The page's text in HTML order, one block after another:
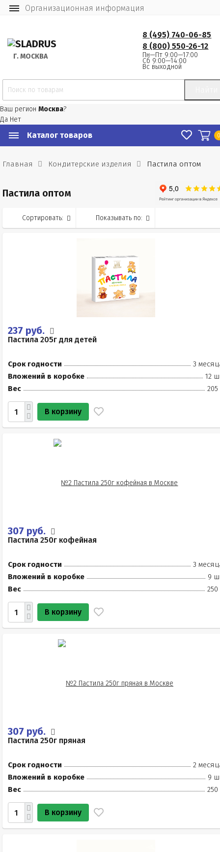
Организационная информация
Г. МОСКВА
8 (495) 740-06-85
8 (800) 550-26-12
Пн—Пт 9:00—17:00
Сб 9:00—14:00
Вс выходной
Ваш регион Москва?
Да Нет
Каталог товаров
Главная Кондитерские изделия Пастила оптом
Пастила оптом
Сортировать: Показывать по:
237 руб.
Пастила 205г для детей
Срок годности
3
Вложений в коробке
12
Вес
205
В корзину
307 руб.
Пастила 250г кофейная
Срок годности
3
Вложений в коробке
9
Вес
250
В корзину
307 руб.
Пастила 250г пряная
Срок годности
2
Вложений в коробке
9
Вес
250
В корзину